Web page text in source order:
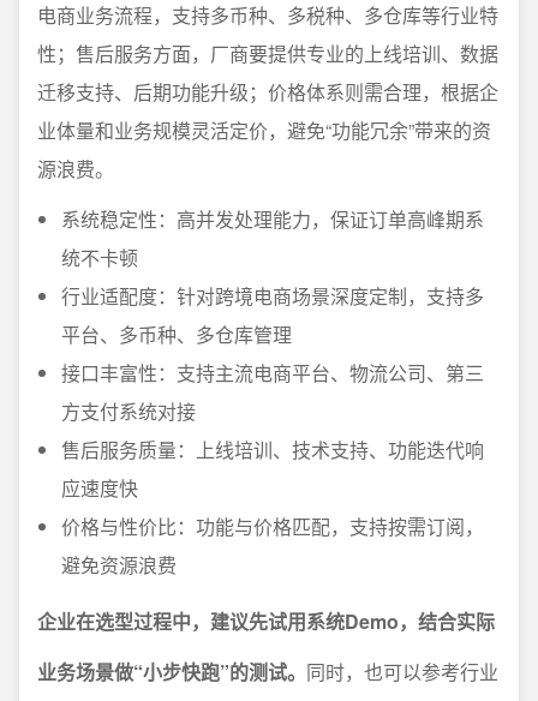
电商业务流程，支持多币种、多税种、多仓库等行业特
性；售后服务方面，厂商要提供专业的上线培训、数据
迁移支持、后期功能升级；价格体系则需合理，根据企
业体量和业务规模灵活定价，避免“功能冗余”带来的资
源浪费。
系统稳定性：高并发处理能力，保证订单高峰期系
统不卡顿
行业适配度：针对跨境电商场景深度定制，支持多
平台、多币种、多仓库管理
接口丰富性：支持主流电商平台、物流公司、第三
方支付系统对接
售后服务质量：上线培训、技术支持、功能迭代响
应速度快
价格与性价比：功能与价格匹配，支持按需订阅，
避免资源浪费
企业在选型过程中，建议先试用系统Demo，结合实际
业务场景做“小步快跑”的测试。 同时，也可以参考行业